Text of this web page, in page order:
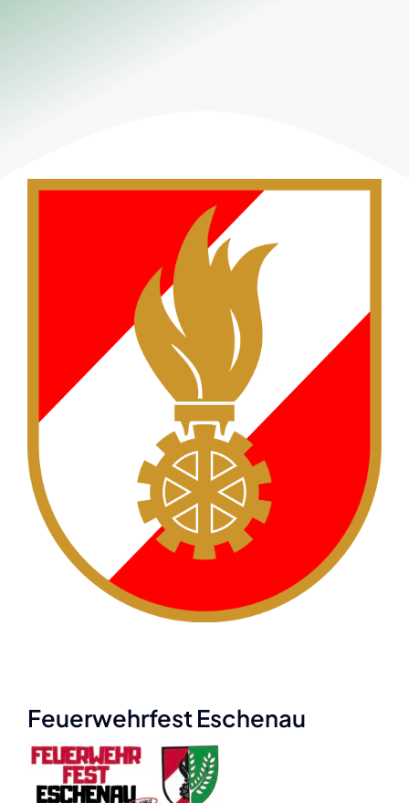
Feuerwehrfest Eschenau